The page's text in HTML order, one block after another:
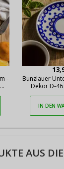
-
Bunzlauer
Dekor D-
IN DEN
AUS